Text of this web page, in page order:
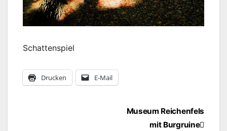
Schattenspiel
Drucken E-Mail
BeitragsnavigationMuseum Reichenfels
mit Burgruine